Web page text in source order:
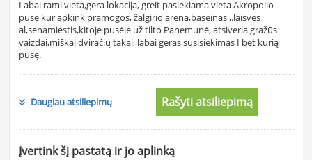
Labai rami vieta,gera lokacija, greit pasiekiama vieta Akropolio
puse kur apkink pramogos, žalgirio arena,baseinas ,.laisvės
al,senamiestis,kitoje pusėje už tilto Panemunė, atsiveria gražūs
vaizdai,miškai dviračių takai, labai geras susisiekimas I bet kurią
pusę.
Daugiau atsiliepimų Rašyti atsiliepimą
Įvertink šį pastatą ir jo aplinką